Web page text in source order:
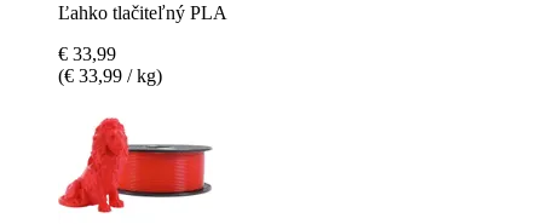
Ľahko tlačiteľný PLA
€ 33,99
(€ 33,99 / kg)